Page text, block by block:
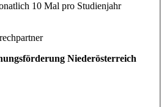
10 Mal pro Studienjahr
Niederösterreich